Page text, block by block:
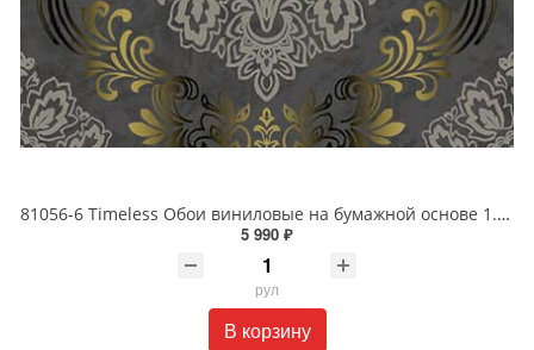
81056-6 Timeless Обои виниловые на бумажной основе 1.06*15.5
5 990 ₽
рул
В корзину